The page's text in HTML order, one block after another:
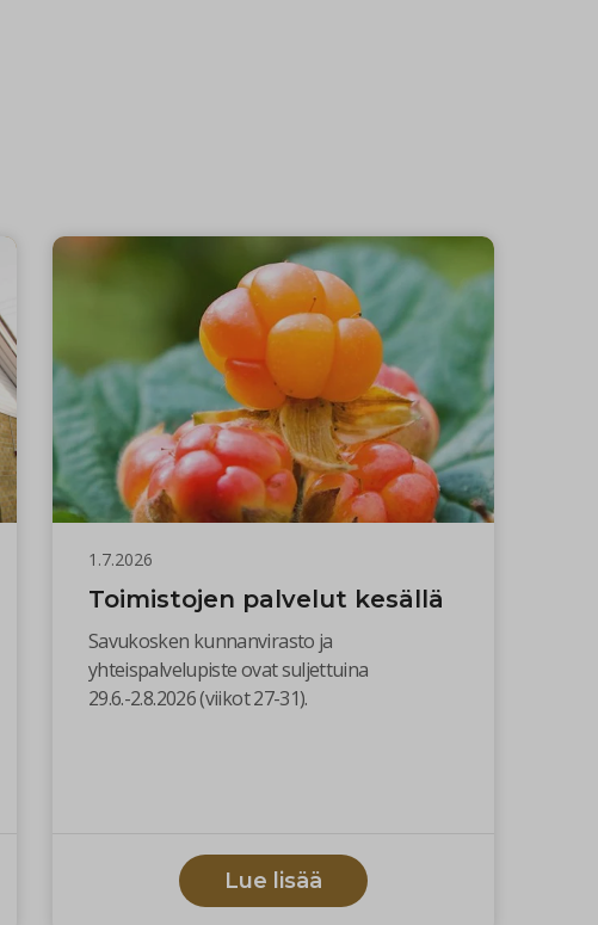
1.7.2026
Toimistojen palvelut kesällä
Savukosken kunnanvirasto ja
yhteispalvelupiste ovat suljettuina
29.6.-2.8.2026 (viikot 27-31).
Lue lisää